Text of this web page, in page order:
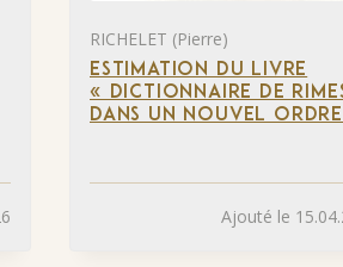
RICHELET (Pierre)
ESTIMATION DU LIVRE
« DICTIONNAIRE DE
DANS UN NOUVEL
Ajouté le